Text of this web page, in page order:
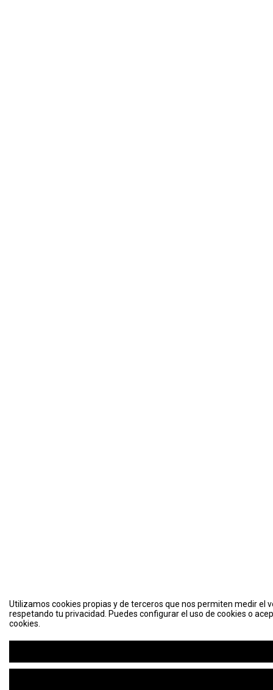
Utilizamos cookies propias y de terceros que nos permiten medir el
respetando tu privacidad. Puedes configurar el uso de cookies o
cookies.